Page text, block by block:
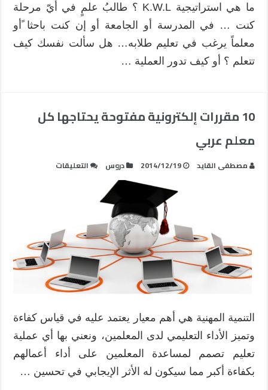
ما هي استراتيجية K.W.L ؟ طالبُ علمٍ في أيّ مرحلة
كنت … في المدرسة أو الجامعة أو إن كنت باحثا ًأو
معلماً يرغب في تعليم طلابه… هل سألت نفسك كيف
تتعلم ؟ أو كيف تدور العملية …
10 مقررات إلكترونية مفتوحة يحتاجها كل
معلم عربي
مصطفى القايد 2014/12/19 دروس التعليقات
يحتاجها
كل
معلم
عربي
مغلقة
التنمية المهنية هي أهم معيار يعتمد عليه في قياس كفاءة
وتميز الأداء التعليمي لدى المعلمين، ونعني بها أي عملية
تعليم تصمم لمساعدة المعلمين على أداء أعمالهم
بكفاءة أكبر مما سيكون له الأثر الإيجابي في تحسين …